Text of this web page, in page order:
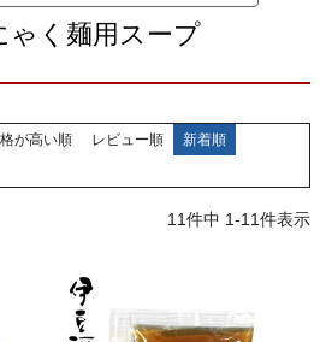
ゃく麺用スープ
が高い順 レビュー順
新着順
11件中 1-11件表示